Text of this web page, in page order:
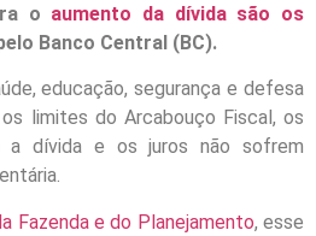
o aumento da dívida são os
Banco Central (BC).
educação, segurança e defesa
limites do Arcabouço Fiscal, os
a dívida e os juros não sofrem
Fazenda e do Planejamento, esse